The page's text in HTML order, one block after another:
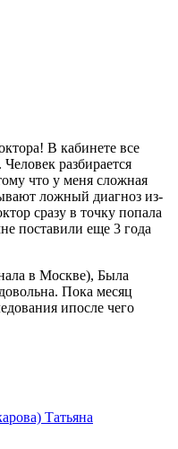
В кабинете все
разбирается
что у меня сложная
ложный диагноз из-
сразу в точку попала
поставили еще 3 года
в Москве), Была
Пока месяц
ипосле чего
Татьяна